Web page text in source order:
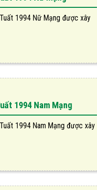
1994 Nữ Mạng được xây
1994 Nam Mạng
1994 Nam Mạng được xây